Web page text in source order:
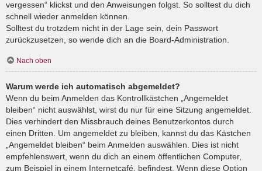
vergessen“ klickst und den Anweisungen folgst. So solltest du dich
schnell wieder anmelden können.
Solltest du trotzdem nicht in der Lage sein, dein Passwort
zurückzusetzen, so wende dich an die Board-Administration.
Nach oben
Warum werde ich automatisch abgemeldet?
Wenn du beim Anmelden das Kontrollkästchen „Angemeldet
bleiben“ nicht auswählst, wirst du nur für eine Sitzung angemeldet.
Dies verhindert den Missbrauch deines Benutzerkontos durch
einen Dritten. Um angemeldet zu bleiben, kannst du das Kästchen
„Angemeldet bleiben“ beim Anmelden auswählen. Dies ist nicht
empfehlenswert, wenn du dich an einem öffentlichen Computer,
zum Beispiel in einem Internetcafé, befindest. Wenn diese Option